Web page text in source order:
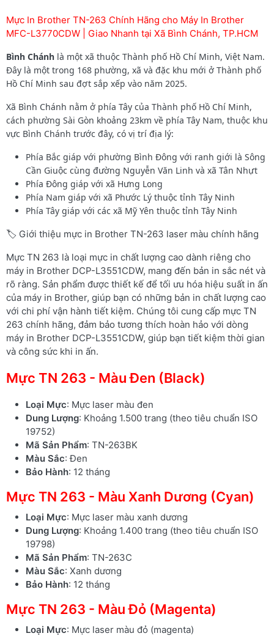
Mực In Brother TN-263 Chính Hãng cho Máy In Brother
MFC-L3770CDW | Giao Nhanh tại Xã Bình Chánh, TP.HCM
Bình Chánh là một xã thuộc Thành phố Hồ Chí Minh, Việt Nam.
Đây là một trong 168 phường, xã và đặc khu mới ở Thành phố
Hồ Chí Minh sau đợt sắp xếp vào năm 2025.
Xã Bình Chánh nằm ở phía Tây của Thành phố Hồ Chí Minh,
cách phường Sài Gòn khoảng 23km về phía Tây Nam, thuộc khu
vực Bình Chánh trước đây, có vị trí địa lý:
Phía Bắc giáp với phường Bình Đông với ranh giới là Sông
Cần Giuộc cùng đường Nguyễn Văn Linh và xã Tân Nhựt
Phía Đông giáp với xã Hưng Long
Phía Nam giáp với xã Phước Lý thuộc tỉnh Tây Ninh
Phía Tây giáp với các xã Mỹ Yên thuộc tỉnh Tây Ninh
🏷️ Giới thiệu mực in Brother TN-263 laser màu chính hãng
Mực TN 263 là loại mực in chất lượng cao dành riêng cho
máy in Brother DCP-L3551CDW, mang đến bản in sắc nét và
rõ ràng. Sản phẩm được thiết kế để tối ưu hóa hiệu suất in ấn
của máy in Brother, giúp bạn có những bản in chất lượng cao
với chi phí vận hành tiết kiệm. Chúng tôi cung cấp mực TN
263 chính hãng, đảm bảo tương thích hoàn hảo với dòng
máy in Brother DCP-L3551CDW, giúp bạn tiết kiệm thời gian
và công sức khi in ấn.
Mực TN 263 - Màu Đen (Black)
Loại Mực: Mực laser màu đen
Dung Lượng: Khoảng 1.500 trang (theo tiêu chuẩn ISO
19752)
Mã Sản Phẩm: TN-263BK
Màu Sắc: Đen
Bảo Hành: 12 tháng
Mực TN 263 - Màu Xanh Dương (Cyan)
Loại Mực: Mực laser màu xanh dương
Dung Lượng: Khoảng 1.400 trang (theo tiêu chuẩn ISO
19798)
Mã Sản Phẩm: TN-263C
Màu Sắc: Xanh dương
Bảo Hành: 12 tháng
Mực TN 263 - Màu Đỏ (Magenta)
Loại Mực: Mực laser màu đỏ (magenta)